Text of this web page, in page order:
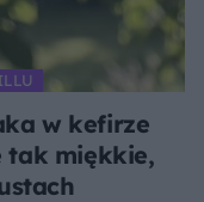
w kefirze
tak miękkie,